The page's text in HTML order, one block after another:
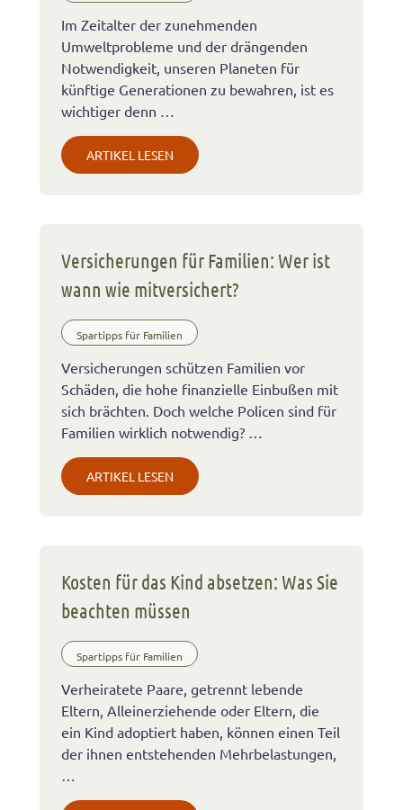
Im Zeitalter der zunehmenden
Umweltprobleme und der drängenden
Notwendigkeit, unseren Planeten für
künftige Generationen zu bewahren, ist es
wichtiger denn …
ARTIKEL LESEN
Versicherungen für Familien: Wer ist
wann wie mitversichert?
Spartipps für Familien
Versicherungen schützen Familien vor
Schäden, die hohe finanzielle Einbußen mit
sich brächten. Doch welche Policen sind für
Familien wirklich notwendig? …
ARTIKEL LESEN
Kosten für das Kind absetzen: Was Sie
beachten müssen
Spartipps für Familien
Verheiratete Paare, getrennt lebende
Eltern, Alleinerziehende oder Eltern, die
ein Kind adoptiert haben, können einen Teil
der ihnen entstehenden Mehrbelastungen,
…